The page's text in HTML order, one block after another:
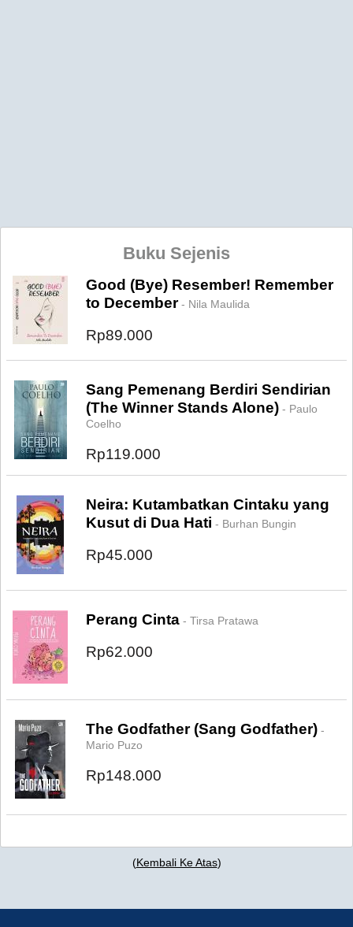
Buku Sejenis
Good (Bye) Resember! Remember
to December- Nila Maulida
Rp89.000
Sang Pemenang Berdiri Sendirian
(The Winner Stands Alone) - Paulo
Coelho
Rp119.000
Neira: Kutambatkan Cintaku yang
Kusut di Dua Hati - Burhan Bungin
Rp45.000
Perang Cinta - Tirsa Pratawa
Rp62.000
The Godfather (Sang Godfather) -
Mario Puzo
Rp148.000
(Kembali Ke Atas)